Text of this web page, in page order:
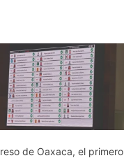
de Oaxaca, el primero